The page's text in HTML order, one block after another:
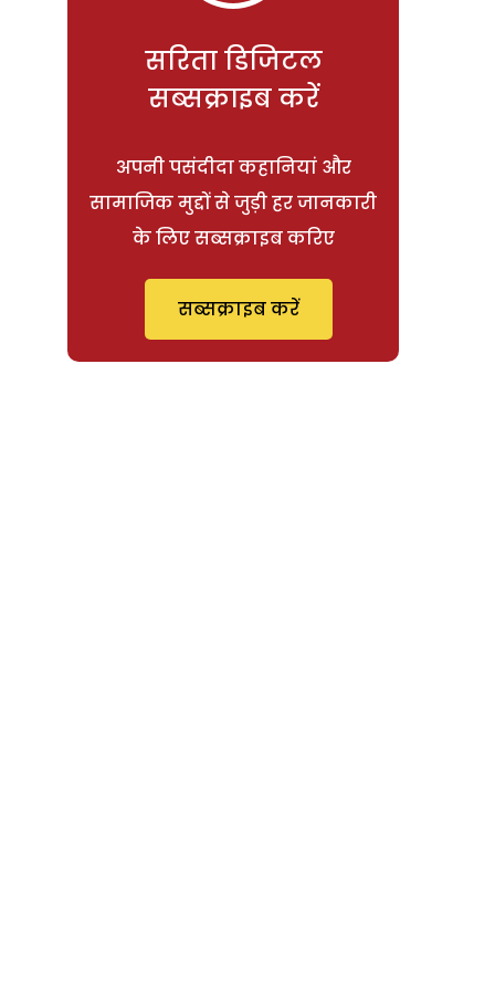
सरिता डिजिटल
सब्सक्राइब करें
अपनी पसंदीदा कहानियां और
सामाजिक मुद्दों से जुड़ी हर जानकारी
के लिए सब्सक्राइब करिए
सब्सक्राइब करें